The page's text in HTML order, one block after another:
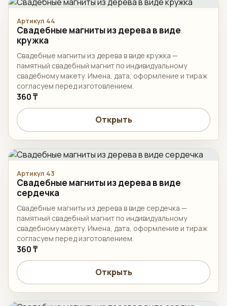
Артикул 44
Свадебные магниты из дерева в виде
кружка
Свадебные магниты из дерева в виде кружка —
памятный свадебный магнит по индивидуальному
свадебному макету. Имена, дата, оформление и тираж
согласуем перед изготовлением.
360 ₸
Открыть
Артикул 43
Свадебные магниты из дерева в виде
сердечка
Свадебные магниты из дерева в виде сердечка —
памятный свадебный магнит по индивидуальному
свадебному макету. Имена, дата, оформление и тираж
согласуем перед изготовлением.
360 ₸
Открыть